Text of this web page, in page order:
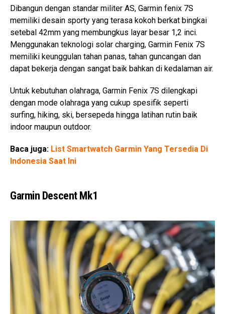
Dibangun dengan standar militer AS, Garmin fenix 7S
memiliki desain sporty yang terasa kokoh berkat bingkai
setebal 42mm yang membungkus layar besar 1,2 inci.
Menggunakan teknologi solar charging, Garmin Fenix 7S
memiliki keunggulan tahan panas, tahan guncangan dan
dapat bekerja dengan sangat baik bahkan di kedalaman air.
Untuk kebutuhan olahraga, Garmin Fenix 7S dilengkapi
dengan mode olahraga yang cukup spesifik seperti
surfing, hiking, ski, bersepeda hingga latihan rutin baik
indoor maupun outdoor.
Baca juga: List Smartwatch Garmin Yang Tersedia Di
Indonesia Saat Ini
Garmin Descent Mk1